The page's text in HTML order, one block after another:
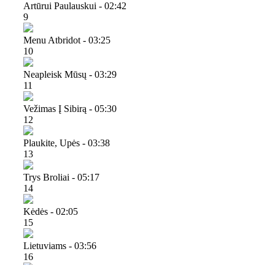
Artūrui Paulauskui - 02:42
9
Menu Atbridot - 03:25
10
Neapleisk Mūsų - 03:29
11
Vežimas Į Sibirą - 05:30
12
Plaukite, Upės - 03:38
13
Trys Broliai - 05:17
14
Kėdės - 02:05
15
Lietuviams - 03:56
16